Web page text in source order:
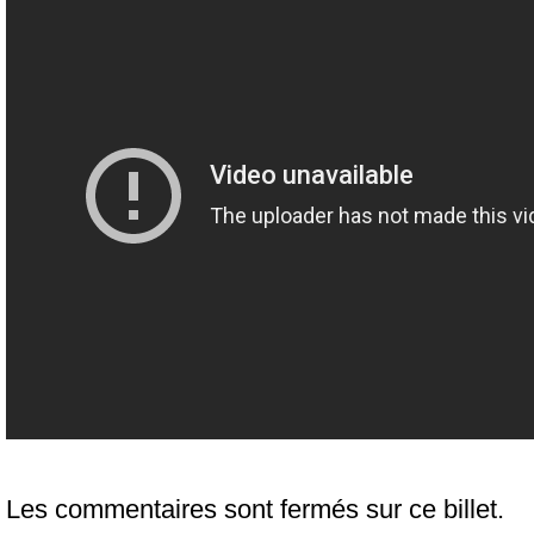
Les commentaires sont fermés sur ce billet.